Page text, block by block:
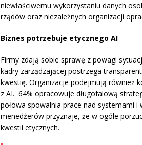
niewłaściwemu wykorzystaniu danych
rządów oraz niezależnych organizacji
Biznes potrzebuje etycznego AI
Firmy zdają sobie sprawę z powagi
kadry zarządzającej postrzega
kwestię. Organizacje podejmują również
z AI. 64% opracowuje długofalową
połowa spowalnia prace nad systemami
menedżerów przyznaje, że w ogóle
kwestii etycznych.